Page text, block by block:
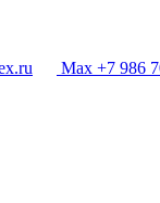
Max +7 986